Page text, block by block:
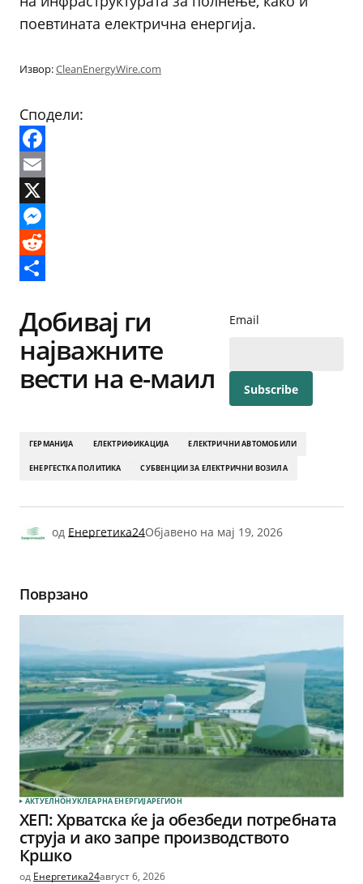
поевтината електрична енергија.
Извор:CleanEnergyWire.com
Сподели:
Facebook
Email
X
Messenger
Reddit
Добивај ги
најважните
вести на е-маил
Email
ГЕРМАНИЈА ЕЛЕКТРИФИКАЦИЈА ЕЛЕКТРИЧНИ АВТОМОБИЛИ
ЕНЕРГЕСТКА ПОЛИТИКА СУБВЕНЦИИ ЗА ЕЛЕКТРИЧНИ ВОЗИЛА
од Енергетика24Објавено на мај 19, 2026
Поврзано
АКТУЕЛНОНУКЛЕАРНА ЕНЕРГИЈАРЕГИОН
ХЕП: Хрватска ќе ја обезбеди потребната
струја и ако запре производството
Кршко
од Енергетика24август 6, 2026